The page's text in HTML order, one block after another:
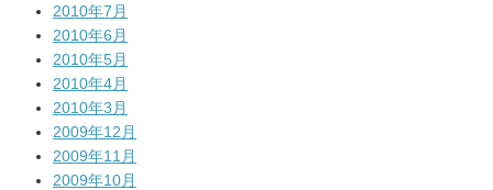
2010年7月
2010年6月
2010年5月
2010年4月
2010年3月
2009年12月
2009年11月
2009年10月